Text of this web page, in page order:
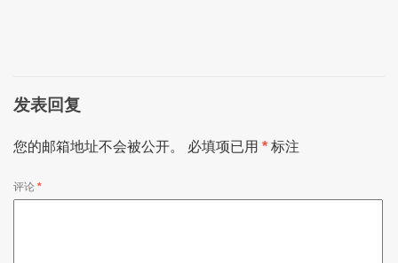
发表回复
您的邮箱地址不会被公开。 必填项已用 *标注
评论 *